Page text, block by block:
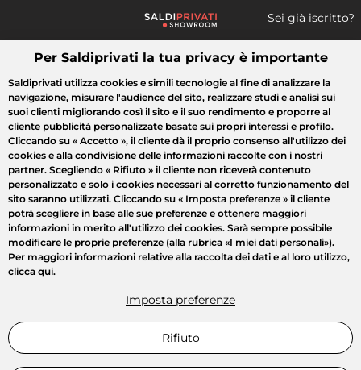
Sei già iscritto?
Cosa cerchi?
Tutte le vendite Moda Casa Bellezza Elettrodomestici
Per Saldiprivati la tua privacy è importante
Saldiprivati utilizza cookies e simili tecnologie al fine di analizzare la
navigazione, misurare l'audience del sito, realizzare studi e analisi sui
suoi clienti migliorando così il sito e il suo rendimento e proporre al
cliente pubblicità personalizzate basate sui propri interessi e profilo.
Cliccando su « Accetto », il cliente dà il proprio consenso all'utilizzo dei
cookies e alla condivisione delle informazioni raccolte con i nostri
partner. Scegliendo « Rifiuto » il cliente non riceverà contenuto
personalizzato e solo i cookies necessari al corretto funzionamento del
sito saranno utilizzati. Cliccando su « Imposta preferenze » il cliente
potrà scegliere in base alle sue preferenze e ottenere maggiori
informazioni in merito all'utilizzo dei cookies. Sarà sempre possibile
modificare le proprie preferenze (alla rubrica «I miei dati personali»).
Per maggiori informazioni relative alla raccolta dei dati e al loro utilizzo,
clicca qui.
Imposta preferenze
Rifiuto